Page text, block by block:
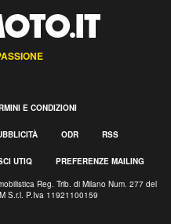
E CONDIZIONI
ODR RSS
UTIQ PREFERENZE MAILING
Reg. Trib. di Milano Num. 277 del
S.r.l. P.Iva 11921100159